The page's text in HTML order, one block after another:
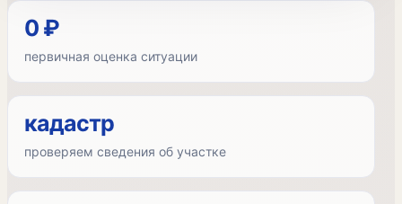
0 ₽
первичная оценка ситуации
кадастр
проверяем сведения об участке